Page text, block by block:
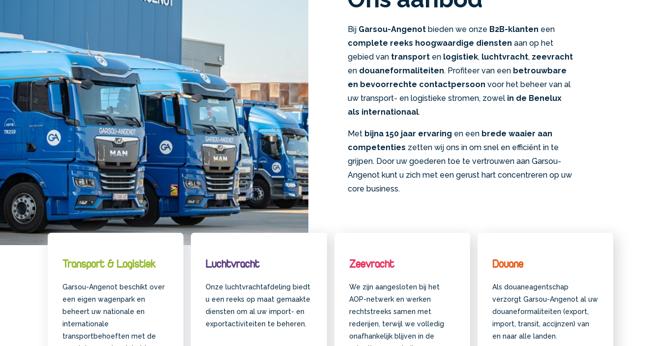
Bij Garsou-Angenot bieden we onze B2B-klanten een
complete reeks hoogwaardige diensten aan op het
gebied van transport en logistiek, luchtvracht, zeevracht
en douaneformaliteiten. Profiteer van een betrouwbare
en bevoorrechte contactpersoon voor het beheer van al
uw transport- en logistieke stromen, zowel in de Benelux
als internationaal.
Met bijna 150 jaar ervaring en een brede waaier aan
competenties zetten wij ons in om snel en efficiënt in te
grijpen. Door uw goederen toe te vertrouwen aan Garsou-
Angenot kunt u zich met een gerust hart concentreren op uw
core business.
Transport & Logistiek
Garsou-Angenot beschikt over
een eigen wagenpark en
beheert uw nationale en
internationale
transportbehoeften met de
Luchtvracht
Onze luchtvrachtafdeling biedt
u een reeks op maat gemaakte
diensten om al uw import- en
exportactiviteiten te beheren.
Zeevracht
We zijn aangesloten bij het
AOP-netwerk en werken
rechtstreeks samen met
rederijen, terwijl we volledig
onafhankelijk blijven in de
Douane
Als douaneagentschap
verzorgt Garsou-Angenot al uw
douaneformaliteiten (export,
import, transit, accijnzen) van
en naar alle landen.